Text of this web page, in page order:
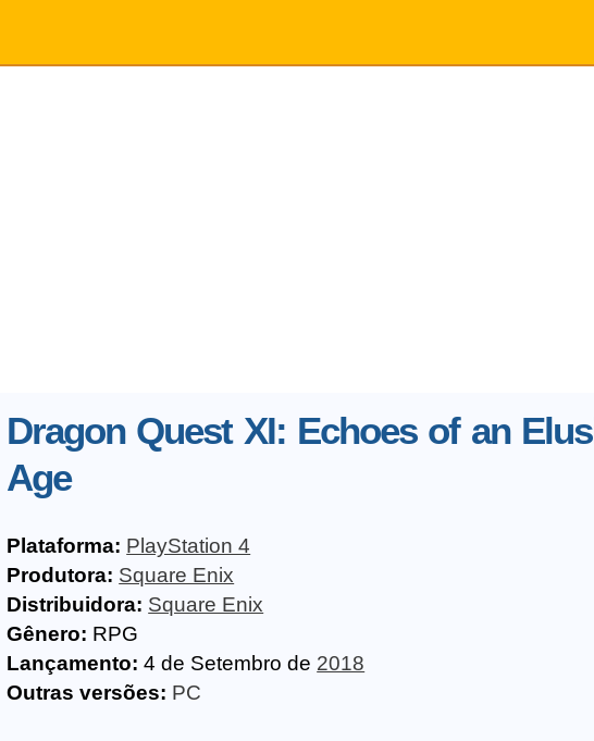
Dragon Quest XI: Echoes of an
Age
Plataforma: PlayStation 4
Produtora: Square Enix
Distribuidora: Square Enix
Gênero: RPG
Lançamento: 4 de Setembro de 2018
Outras versões: PC